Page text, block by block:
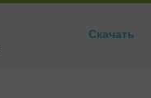
Скачать